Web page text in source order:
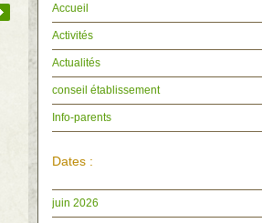
Accueil
Activités
Actualités
conseil établissement
Info-parents
Dates :
juin 2026